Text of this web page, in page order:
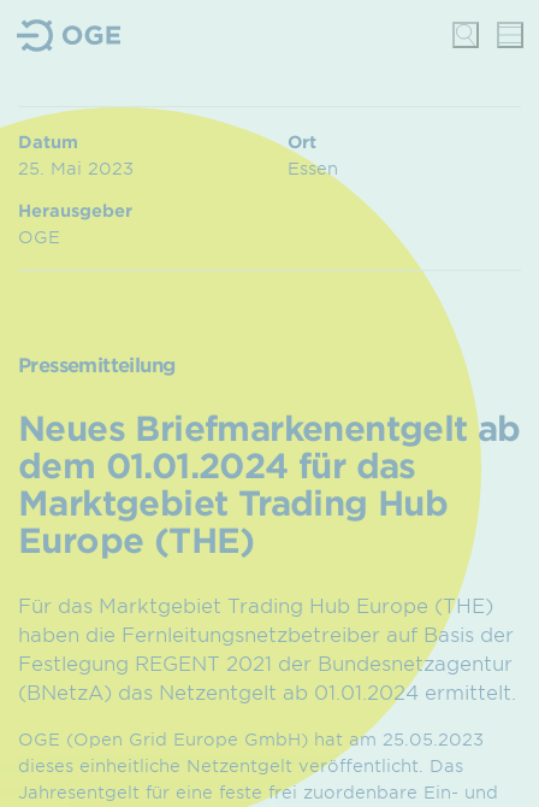
Datum
25. Mai 2023
Ort
Essen
Herausgeber
OGE
Pressemitteilung
Neues Briefmarkenentgelt ab
dem 01.01.2024 für das
Marktgebiet Trading Hub
Europe (THE)
Für das Marktgebiet Trading Hub Europe (THE)
haben die Fernleitungsnetzbetreiber auf Basis der
Festlegung REGENT 2021 der Bundesnetzagentur
(BNetzA) das Netzentgelt ab 01.01.2024 ermittelt.
OGE (Open Grid Europe GmbH) hat am 25.05.2023
dieses einheitliche Netzentgelt veröffentlicht. Das
Jahresentgelt für eine feste frei zuordenbare Ein- und